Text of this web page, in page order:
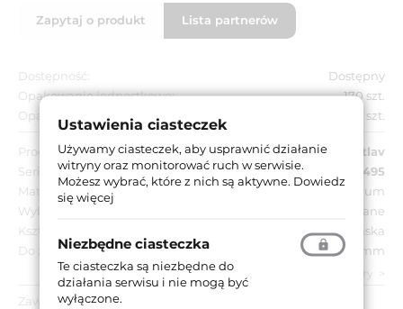
Zapytaj o produkt Lista partnerów
Dostępność:
Dostępny
Opakowanie jednostkowe:
170 szt.
Opakowanie zbiorcze:
680 szt.
Producent:
Otlav
Seria:
OT 495,Exacta OT 495, Ursus OT 495
Materiał:
Aluminium
Wykończenie:
JO - pozłacane
Kształt nasadki:
Płaska
Do zawiasu o średnicy:
14 mm
zobacz wszystkie parametry
Zawartość opakowania:
Ustawienia ciasteczek
Używamy ciasteczek, aby usprawnić działanie
witryny oraz monitorować ruch w serwisie.
Możesz wybrać, które z nich są aktywne. Dowiedz
się więcej
Niezbędne ciasteczka
Te ciasteczka są niezbędne do
działania serwisu i nie mogą być
wyłączone.